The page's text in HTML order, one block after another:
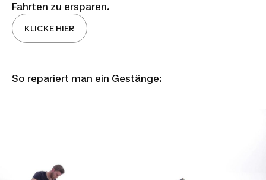
Fahrten zu ersparen.
KLICKE HIER
So repariert man ein Gestänge: